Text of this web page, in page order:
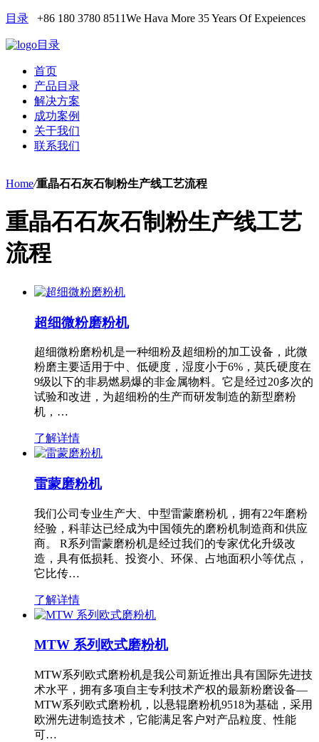
目录 +86 180 3780 8511We Hava More 35 Years Of Expeiences
目录
首页
产品目录
解决方案
成功案例
关于我们
联系我们
Home/重晶石石灰石制粉生产线工艺流程
重晶石石灰石制粉生产线工艺
流程
超细微粉磨粉机
超细微粉磨粉机是一种细粉及超细粉的加工设备，此微
粉磨主要适用于中、低硬度，湿度小于6%，莫氏硬度在
9级以下的非易燃易爆的非金属物料。它是经过20多次的
试验和改进，为超细粉的生产而研发制造的新型磨粉
机，…
了解详情
雷蒙磨粉机
我们公司专业生产大、中型雷蒙磨粉机，拥有22年磨粉
经验，科菲达已经成为中国领先的磨粉机制造商和供应
商。 R系列雷蒙磨粉机是经过我们的专家优化升级改
造，具有低损耗、投资小、环保、占地面积小等优点，
它比传…
了解详情
MTW 系列欧式磨粉机
MTW系列欧式磨粉机是我公司新近推出具有国际先进技
术水平，拥有多项自主专利技术产权的最新粉磨设备—
MTW系列欧式磨粉机，以悬辊磨粉机9518为基础，采用
欧洲先进制造技术，它能满足客户对产品粒度、性能
可…